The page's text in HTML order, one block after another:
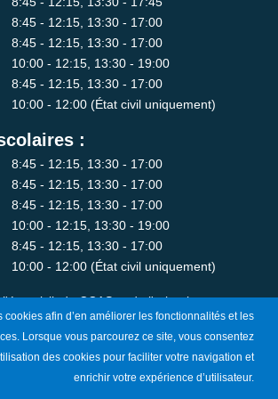
8:45 - 12:15, 13:30 - 17:00
8:45 - 12:15, 13:30 - 17:00
10:00 - 12:15, 13:30 - 19:00
8:45 - 12:15, 13:30 - 17:00
10:00 - 12:00 (État civil uniquement)
:
8:45 - 12:15, 13:30 - 17:00
8:45 - 12:15, 13:30 - 17:00
8:45 - 12:15, 13:30 - 17:00
10:00 - 12:15, 13:30 - 19:00
8:45 - 12:15, 13:30 - 17:00
10:00 - 12:00 (État civil uniquement)
civil, du CCAS et de l'urbanisme sont
le lundi matin.
à la newsletter
cookies afin d’en améliorer les fonctionnalités et les
Lorsque vous parcourez ce site, vous consentez
des cookies pour faciliter votre navigation et
enrichir votre expérience d’utilisateur.